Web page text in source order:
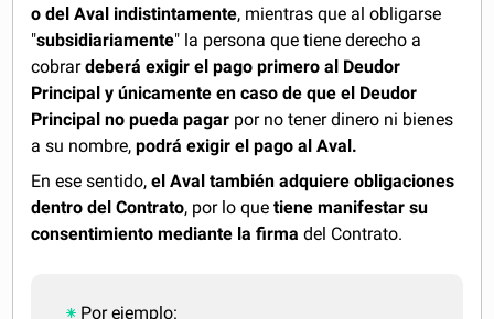
o del Aval indistintamente, mientras que al obligarse
"subsidiariamente" la persona que tiene derecho a
cobrardeberá exigir el pago primero al Deudor
Principal y únicamente en caso de que el Deudor
Principal no pueda pagar por no tener dinero ni bienes
a su nombre,podrá exigir el pago al Aval.
En ese sentido,el Aval también adquiere obligaciones
dentro del Contrato, por lo quetiene manifestar su
consentimiento mediante la firma del Contrato.
Por ejemplo: